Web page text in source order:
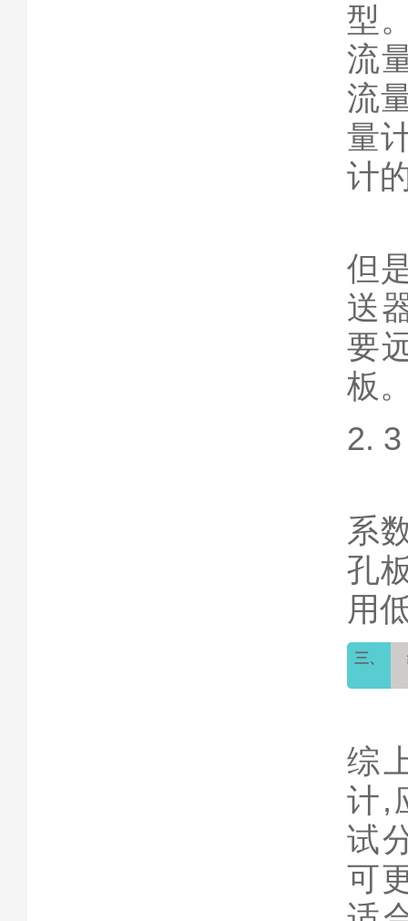
型
流
流
量
计
但
送
要
板
2.
系
孔
用
三、
综
计,
试
可